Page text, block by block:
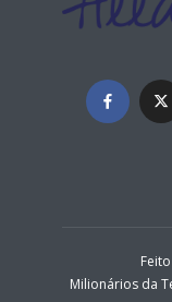
Milionários da